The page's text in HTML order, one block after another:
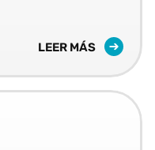
LEER MÁS